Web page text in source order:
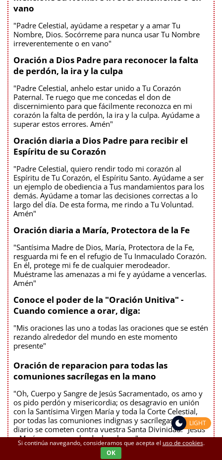
vano
"Padre Celestial, ayúdame a respetar y a amar Tu
Nombre, Dios. Socórreme para nunca usar Tu Nombre
irreverentemente o en vano"
Oración a Dios Padre para reconocer la falta
de perdón, la ira y la culpa
"Padre Celestial, anhelo estar unido a Tu Corazón
Paternal. Te ruego que me concedas el don de
discernimiento para que fácilmente reconozca en mi
corazón la falta de perdón, la ira y la culpa. Ayúdame a
superar estos errores. Amén"
Oración diaria a Dios Padre para recibir el
Espíritu de su Corazón
"Padre Celestial, quiero rendir todo mi corazón al
Espíritu de Tu Corazón, el Espíritu Santo. Ayúdame a ser
un ejemplo de obediencia a Tus mandamientos para los
demás. Ayúdame a tomar las decisiones correctas a lo
largo del día. De esta forma, me rindo a Tu Voluntad.
Amén"
Oración diaria a María, Protectora de la Fe
"Santísima Madre de Dios, María, Protectora de la Fe,
resguarda mi fe en el refugio de Tu Inmaculado Corazón.
En él, protege mi fe de cualquier merodeador.
Muéstrame las amenazas a mi fe y ayúdame a vencerlas.
Amén"
Conoce el poder de la "Oración Unitiva" -
Cuando comience a orar, diga:
"Mis oraciones las uno a todas las oraciones que se estén
rezando alrededor del mundo en este momento
presente"
Oración de reparacion para todas las
comuniones sacrílegas en la mano
"Oh, Cuerpo y Sangre de Jesús Sacramentado, os amo y
os pido perdón y misericordia; os desagravio en unión
con la Santísima Virgen María y toda la Corte Celestial,
por todas las comuniones indignas y sacrílegas, que a
diario se cometen contra vuestra Santa Divinidad. "Jesús
y María, os amo, salvad a las almas."
Oración de Consagración de las familias y
Si continúa navegando, consideramos que acepta el uso de cookies.
OK
LIGHT